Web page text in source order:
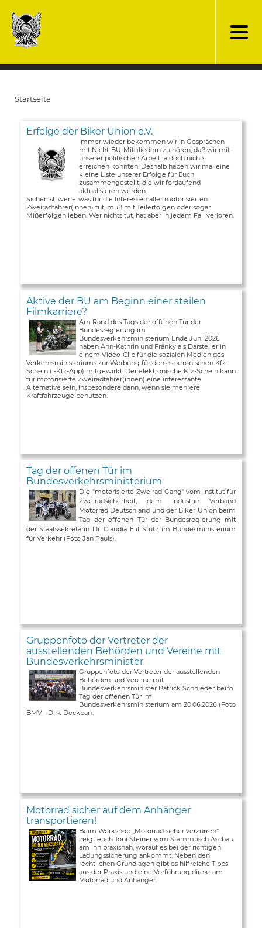
zum
Inhalt
Startseite
Erfolge der Biker Union e.V.
Immer wieder bekommen wir in Gesprächen
mit Nicht-BU-Mitgliedern zu hören, daß wir mit
unserer politischen Arbeit ja doch nichts
erreichen könnten. Deshalb haben wir mal eine
kleine Liste unserer Erfolge für Euch
zusammengestellt, die wir fortlaufend
aktualisieren werden.
Sicher ist: wer etwas für die Interessen aller motorisierten
Zweiradfahrer(innen) tut, muß mit Teilerfolgen oder sogar
Mißerfolgen leben. Wer nichts tut, hat aber in jedem Fall verloren.
Aktive der BU am Beginn einer steilen
Filmkarriere?
Am Rand des Tags der offenen Tür der
Bundesregierung im
Bundesverkehrsministerium Ende Juni 2026
haben Ann-Kathrin und Fränky als Darsteller in
einem Video-Clip für die sozialen Medien des
Verkehrsministeriums zur Werbung für den elektronischen Kfz-
Schein (i-Kfz-App) mitgewirkt. Der elektronische Kfz-Schein kann
für motorisierte Zweiradfahrer(innen) eine interessante
Alternative sein, insbesondere dann, wenn sie mehrere
Kraftfahrzeuge benutzen.
Tag der offenen Tür im
Bundesverkehrsministerium
Die "motorisierte Zweirad-Gang" vom Institut für
Zweiradsicherheit, dem Industrie Verband
Motorrad Deutschland und der Biker Union beim
Tag der offenen Tür der Bundesregierung mit
der Staatssekretärin Dr. Claudia Elif Stutz im Bundesministerium
für Verkehr (Foto Jan Pauls).
Gruppenfoto der Vertreter der
ausstellenden Behörden und Vereine mit
Bundesverkehrsminister
Gruppenfoto der Vertreter der ausstellenden
Behörden und Vereine mit
Bundesverkehrsminister Patrick Schnieder beim
Tag der offenen Tür im
Bundesverkehrsministerium am 20.06.2026 (Foto
BMV - Dirk Deckbar).
Motorrad sicher auf dem Anhänger
transportieren!
Beim Workshop „Motorrad sicher verzurren“
zeigt euch Toni Steiner vom Stammtisch Aschau
am Inn praxisnah, worauf es bei der richtigen
Ladungssicherung ankommt. Neben den
rechtlichen Grundlagen gibt es hilfreiche Tipps
aus der Praxis und eine Vorführung direkt am
Motorrad und Anhänger.